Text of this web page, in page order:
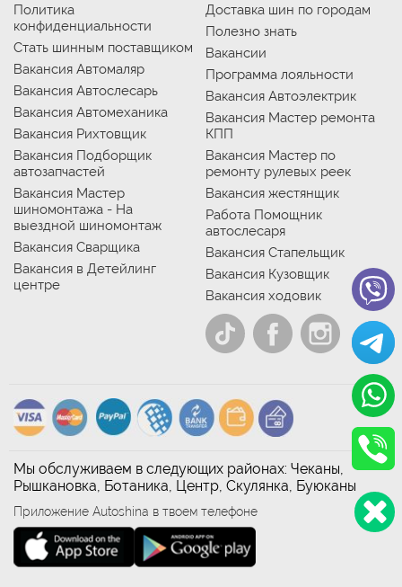
Политика
конфиденциальности
Стать шинным поставщиком
Вакансия Автомаляр
Вакансия Автослесарь
Вакансия Автомеханика
Вакансия Рихтовщик
Вакансия Подборщик
автозапчастей
Вакансия Мастер
шиномонтажа - На
выездной шиномонтаж
Вакансия Сварщика
Вакансия в Детейлинг
центре
Доставка шин по городам
Полезно знать
Вакансии
Программа лояльности
Вакансия Автоэлектрик
Вакансия Мастер ремонта
КПП
Вакансия Мастер по
ремонту рулевых реек
Вакансия жестянщик
Работа Помощник
автослесаря
Вакансия Стапельщик
Вакансия Кузовщик
Вакансия ходовик
Мы обслуживаем в следующих районах: Чеканы,
Рышкановка, Ботаника, Центр, Скулянка, Буюканы
Приложение Autoshina в твоем телефоне